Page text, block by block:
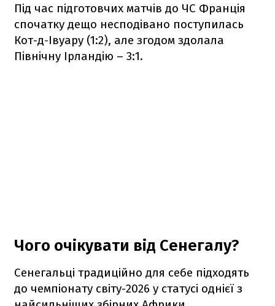
Під час підготовчих матчів до ЧС Франція
спочатку дещо несподівано поступилась
Кот-д-Івуару (1:2), але згодом здолала
Північну Ірландію – 3:1.
Чого очікувати від Сенегалу?
Сенегальці традиційно для себе підходять
до чемпіонату світу-2026 у статусі однієї з